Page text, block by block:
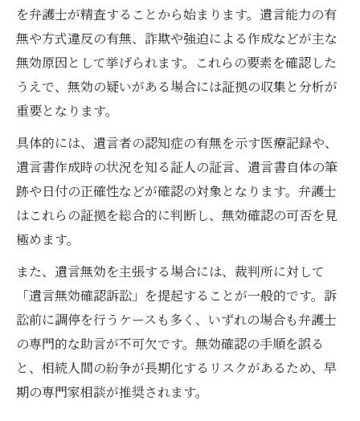
を弁護士が精査することから始まります。遺言能力の有
無や方式違反の有無、詐欺や強迫による作成などが主な
無効原因として挙げられます。これらの要素を確認した
うえで、無効の疑いがある場合には証拠の収集と分析が
重要となります。
具体的には、遺言者の認知症の有無を示す医療記録や、
遺言書作成時の状況を知る証人の証言、遺言書自体の筆
跡や日付の正確性などが確認の対象となります。弁護士
はこれらの証拠を総合的に判断し、無効確認の可否を見
極めます。
また、遺言無効を主張する場合には、裁判所に対して
「遺言無効確認訴訟」を提起することが一般的です。訴
訟前に調停を行うケースも多く、いずれの場合も弁護士
の専門的な助言が不可欠です。無効確認の手順を誤る
と、相続人間の紛争が長期化するリスクがあるため、早
期の専門家相談が推奨されます。